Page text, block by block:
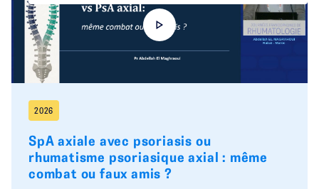
2026
SpA axiale avec psoriasis ou
rhumatisme psoriasique axial : même
combat ou faux amis ?